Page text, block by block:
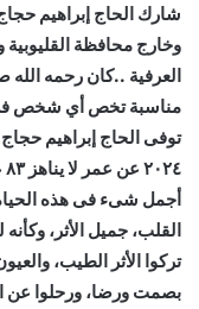
شارك الحاج إبراهيم
وخارج محافظة
العرفية ..كان رحمه
مناسبة تخص أي شخص فى
٢٠٢٤ عن عمر لا يناهز ٨٣ عام ..
أجمل شىء فى هذه
القلب، جميل الأثر،
تركوا الأثر الطيب،
بصمت ورضا، ورحلوا عن